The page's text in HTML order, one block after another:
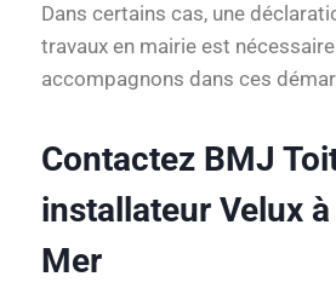
Dans certains cas, une
travaux en mairie est
accompagnons dans ces
Contactez BMJ
installateur Velux
Mer